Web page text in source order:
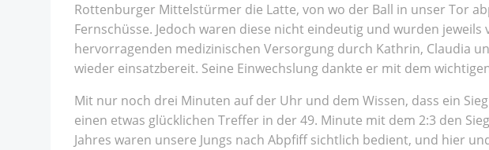
Rottenburger Mittelstürmer die Latte, von wo der Ball in unser Tor
Fernschüsse. Jedoch waren diese nicht eindeutig und wurden
hervorragenden medizinischen Versorgung durch Kathrin, Claudia
wieder einsatzbereit. Seine Einwechslung dankte er mit dem
Mit nur noch drei Minuten auf der Uhr und dem Wissen, dass ein
einen etwas glücklichen Treffer in der 49. Minute mit dem 2:3 den
Jahres waren unsere Jungs nach Abpfiff sichtlich bedient, und hier